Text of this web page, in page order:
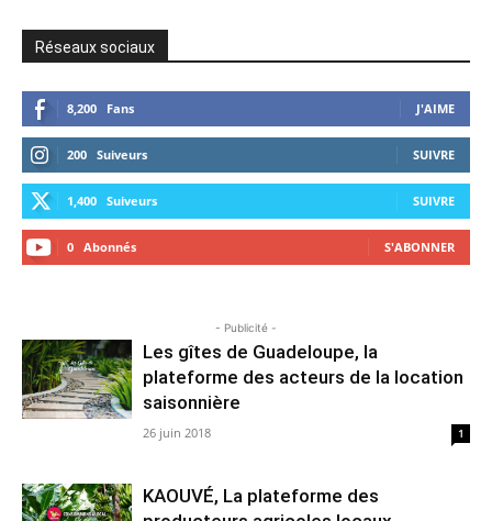
Réseaux sociaux
8,200 Fans J'AIME
200 Suiveurs SUIVRE
1,400 Suiveurs SUIVRE
0 Abonnés S'ABONNER
- Publicité -
Les gîtes de Guadeloupe, la
plateforme des acteurs de la location
saisonnière
26 juin 2018 1
KAOUVÉ, La plateforme des